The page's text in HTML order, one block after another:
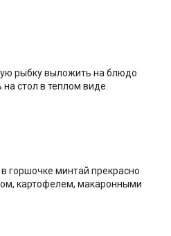
рыбку выложить на блюдо
стол в теплом виде.
горшочке минтай прекрасно
картофелем, макаронными